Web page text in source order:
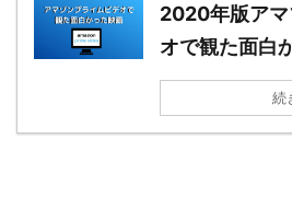
2020年版ア
オで観た面白
続